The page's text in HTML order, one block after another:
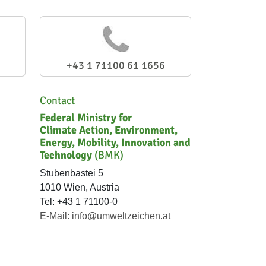
+43 1 71100 61 1656
Contact
Federal Ministry for
Climate Action, Environment,
Energy, Mobility, Innovation and
Technology (BMK)
Stubenbastei 5
1010 Wien, Austria
Tel: +43 1 71100-0
E-Mail: info@umweltzeichen.at